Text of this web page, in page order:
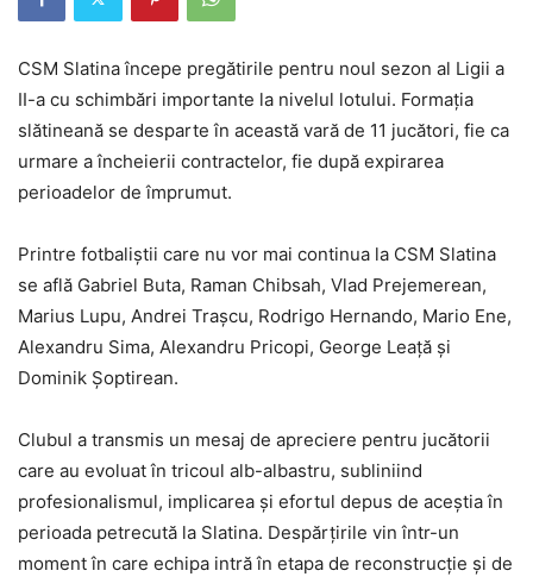
CSM Slatina începe pregătirile pentru noul sezon al Ligii a
II-a cu schimbări importante la nivelul lotului. Formația
slătineană se desparte în această vară de 11 jucători, fie ca
urmare a încheierii contractelor, fie după expirarea
perioadelor de împrumut.
Printre fotbaliștii care nu vor mai continua la CSM Slatina
se află Gabriel Buta, Raman Chibsah, Vlad Prejemerean,
Marius Lupu, Andrei Trașcu, Rodrigo Hernando, Mario Ene,
Alexandru Sima, Alexandru Pricopi, George Leață și
Dominik Șoptirean.
Clubul a transmis un mesaj de apreciere pentru jucătorii
care au evoluat în tricoul alb-albastru, subliniind
profesionalismul, implicarea și efortul depus de aceștia în
perioada petrecută la Slatina. Despărțirile vin într-un
moment în care echipa intră în etapa de reconstrucție și de